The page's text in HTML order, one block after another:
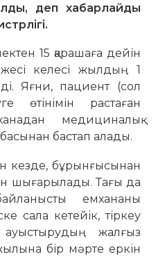
деп хабарлайды
15 қарашаға дейін
келесі жылдың 1
Яғни, пациент (сол
өтінімін растаған
медициналық
бастап алады.
кезде, бұрынғысынан
шығарылады. Тағы да
емхананы
сала кетейік, тіркеу
жалғыз
бір мәрте еркін